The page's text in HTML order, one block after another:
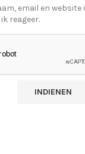
email en website
reageer.